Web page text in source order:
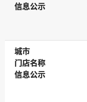
信息公示
信息公示
城市
城市
门店名称
门店名称
信息公示
信息公示